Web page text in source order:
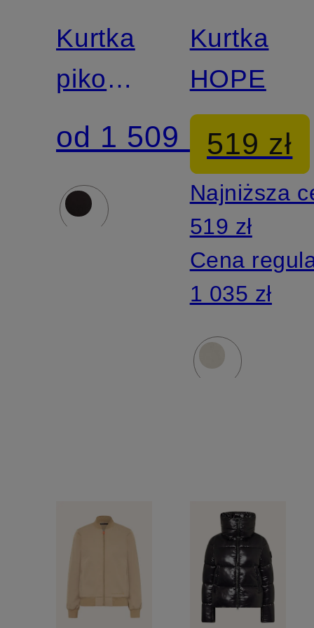
DUCK
Kurtka
pikowana
BIDDY
od 1 509 zł
DUCK
Kurtka
HOPE
519 zł
Najniższa
519 zł
Cena
1 035 zł